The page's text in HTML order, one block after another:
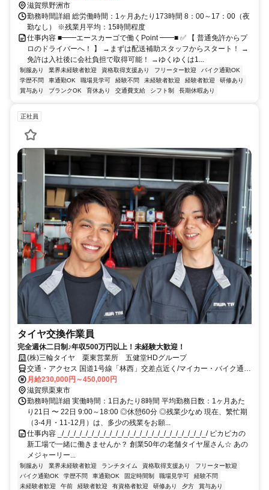
滋賀県野洲市
勤務時間詳細 総労働時間：1ヶ月あたり173時間 8：00～17：00（夜
勤なし） ※残業月平均：15時間程度
仕事内容 ■━━エースカーゴで働くPoint ━━■ ✅ 【 普通免許からプ
ロのドライバーへ！ 】 →まずは配送補助スタッフからスタート！ →
免許は入社後に会社負担で取得可能！ →ゆくゆくは1...
制服あり 業界未経験者歓迎 資格取得支援あり フリーター歓迎
バイク通勤OK
学歴不問
車通勤OK 職場見学可 経験不問 未経験者歓迎 経験者歓迎
研修あり
賞与あり
ブランクOK 育休あり 交通費支給 シフト制 長期休暇あり
正社員
タイヤ交換作業員
完全週休二日制♪年収500万円以上！未経験大歓迎！
(株)三輪タイヤ 栗東営業所 五健堂HDグループ
交通・アクセス 国道1号線「林西」交差点近く/マイカー・バイク通勤
OK
月給230,000円～450,000円
滋賀県栗東市
勤務時間詳細 実働時間：1日あたり8時間 平均勤務日数：1ヶ月あた
り21日 〜 22日 9:00～18:00 ◎休憩60分 ◎残業少なめ 現在、繁忙期
（3-4月・11-12月）は、多少の残業をお願...
仕事内容 _/_/_/_/_/_/_/_/_/_/_/_/_/_/_/_/_/_/_/_/_/_/_/_/_/ ピカピカの
新工場で一緒に働きませんか？ 創業50年の老舗タイヤ屋さん☆ あの
メジャーリー...
制服あり 業界未経験者歓迎 ランチタイム 資格取得支援あり
フリーター歓迎
バイク通勤OK
学歴不問 車通勤OK 固定時間制 職場見学可
経験不問
未経験者歓迎
午前 経験者歓迎 有資格者歓迎 研修あり 夕方
賞与あり